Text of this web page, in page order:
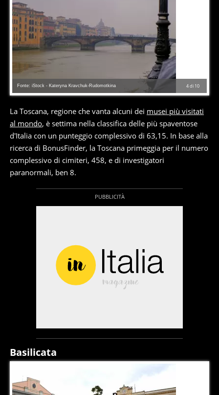
4di 10
Fonte: iStock - Kateryna Kravchuk-Rudomotkina
La Toscana, regione che vanta alcuni dei musei più visitati
al mondo, è settima nella classifica delle più spaventose
d'Italia con un punteggio complessivo di 63,15. In base alla
ricerca di BonusFinder, la Toscana primeggia per il numero
complessivo di cimiteri, 458, e di investigatori
paranormali, ben 8.
Basilicata